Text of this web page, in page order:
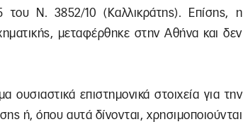
του Ν. 3852/10 (Καλλικράτης). Επίσης, η
μεταφέρθηκε στην Αθήνα και δεν
επιστημονικά στοιχεία για την
ή, όπου αυτά δίνονται, χρησιμοποιούνται